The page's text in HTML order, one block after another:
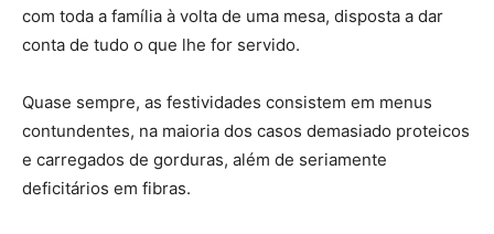
com toda a família à volta de uma mesa, disposta a dar
conta de tudo o que lhe for servido.
Quase sempre, as festividades consistem em menus
contundentes, na maioria dos casos demasiado proteicos
e carregados de gorduras, além de seriamente
deficitários em fibras.